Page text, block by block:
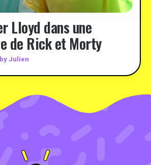
Lloyd dans une
de Rick et Morty
by Julien